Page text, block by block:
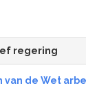
regering
van de Wet